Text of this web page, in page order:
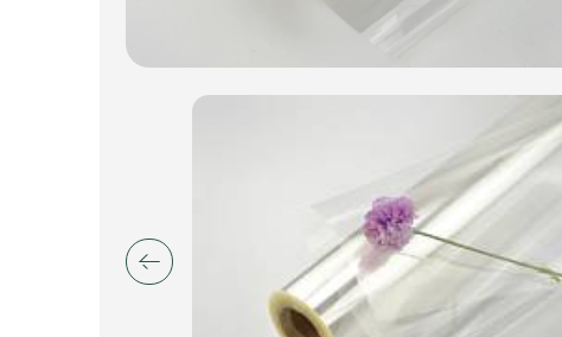
Искусственные цветы и растения
Декоративные вазы, кашпо